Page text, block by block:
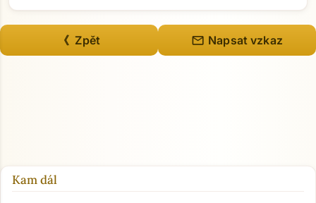
《 Zpět mail Napsat vzkaz
Kam dál